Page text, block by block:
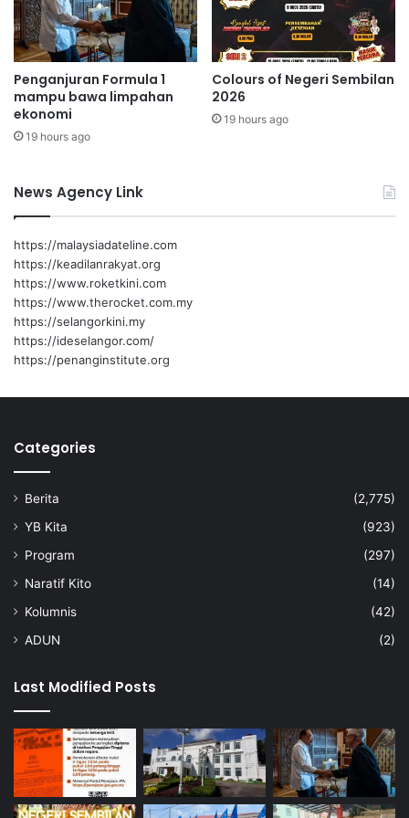
a
n
g
s
a
a
n
a
n
g
A
s
l
i
L
g
k
p
t
i
a
d
a
k
j
n
Penganjuran Formula 1
mampu bawa limpahan
ekonomi
19 hours ago
Colours of Negeri Sembilan
2026
19 hours ago
News Agency Link
https://malaysiadateline.com
https://keadilanrakyat.org
https://www.roketkini.com
https://www.therocket.com.my
https://selangorkini.my
https://ideselangor.com/
https://penanginstitute.org
Categories
Berita
(2,775)
YB Kita
(923)
Program
(297)
Naratif Kito
(14)
Kolumnis
(42)
ADUN
(2)
Last Modified Posts